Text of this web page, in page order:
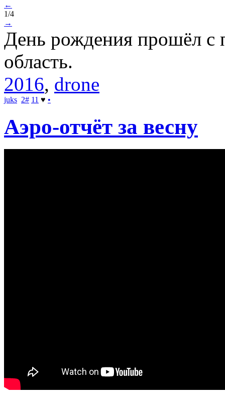
←
1/4
→
День рождения прошёл с
область.
2016, drone
juks 2# 11 ♥ •
Аэро-отчёт за весну